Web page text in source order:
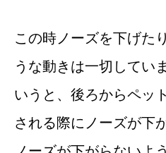
この時ノーズを下げた
うな動きは一切してい
いうと、後ろからペッ
される際にノーズが下